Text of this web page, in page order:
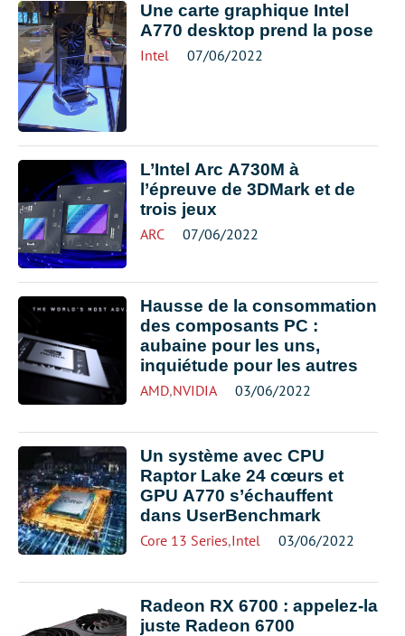
Une carte graphique Intel
A770 desktop prend la pose
Intel 07/06/2022
L’Intel Arc A730M à
l’épreuve de 3DMark et de
trois jeux
ARC 07/06/2022
Hausse de la consommation
des composants PC :
aubaine pour les uns,
inquiétude pour les autres
AMD,NVIDIA 03/06/2022
Un système avec CPU
Raptor Lake 24 cœurs et
GPU A770 s’échauffent
dans UserBenchmark
Core 13 Series,Intel 03/06/2022
Radeon RX 6700 : appelez-la
juste Radeon 6700